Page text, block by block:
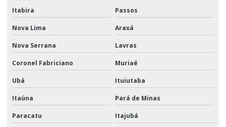
Itabira Passos
Nova Lima Araxá
Nova Serrana Lavras
Coronel Fabriciano Muriaé
Ubá Ituiutaba
Itaúna Pará de Minas
Paracatu Itajubá